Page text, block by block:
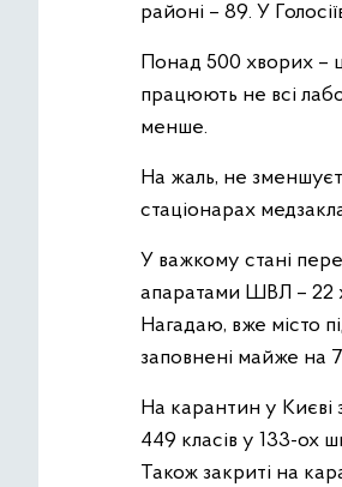
районі – 89. У
Понад 500 хворих –
працюють не всі
менше.
На жаль, не
стаціонарах
У важкому стані
апаратами ШВЛ – 22
Нагадаю, вже місто
заповнені майже на
На карантин у Києві
449 класів у 133-ох
Також закриті на